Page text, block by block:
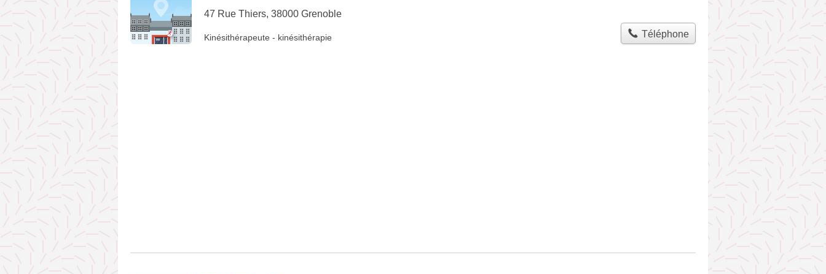
47 Rue Thiers, 38000 Grenoble
Kinésithérapeute - kinésithérapie Téléphone